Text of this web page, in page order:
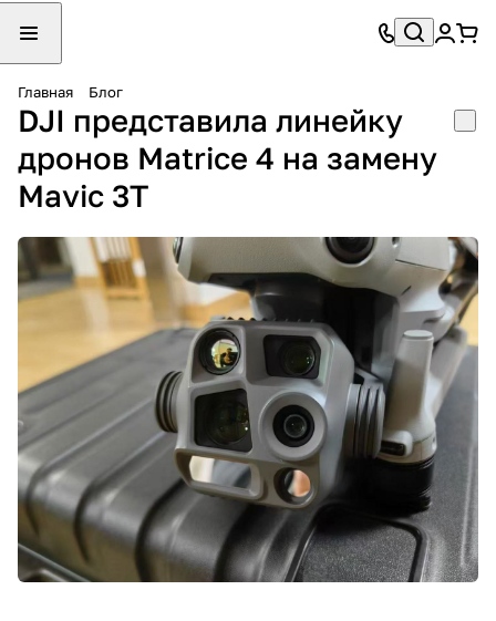
Главная Блог
DJI представила линейку
дронов Matrice 4 на замену
Mavic 3T